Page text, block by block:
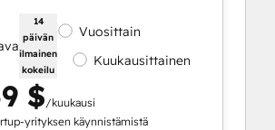
14
päivän
ilmainen
kokeilu
Vuosittain
Kuukausittainen
$/kuukausi
yrityksen käynnistämistä